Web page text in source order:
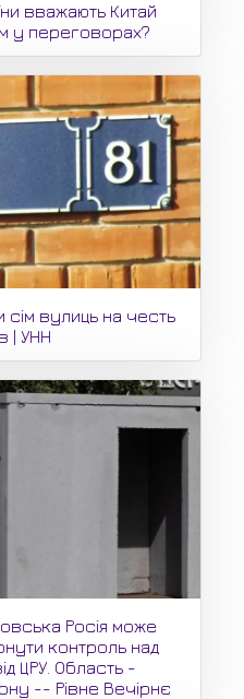
вважають Китай
у переговорах?
вулиць на честь
| УНН
Росія може
контроль над
ЦРУ. Область -
-- Рівне Вечірнє